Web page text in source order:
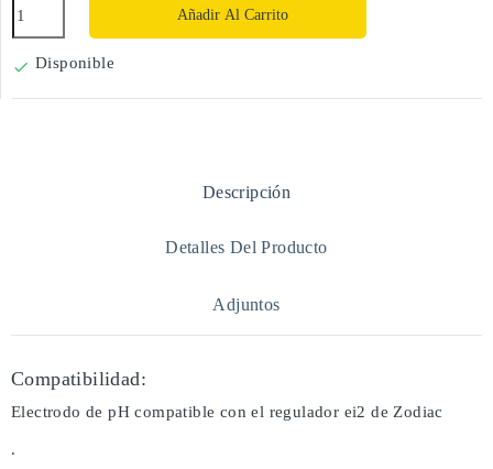
Añadir Al Carrito
 Disponible
Descripción
Detalles Del Producto
Adjuntos
Compatibilidad:
Electrodo de pH compatible con el regulador ei2 de Zodiac
.